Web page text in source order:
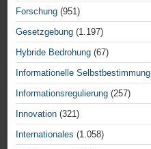
Forschung (951)
Gesetzgebung (1.197)
Hybride Bedrohung (67)
Informationelle Selbstbestimmung
Informationsregulierung (257)
Innovation (321)
Internationales (1.058)